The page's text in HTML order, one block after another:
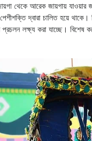
থেকে আরেক জায়গায়
দ্বারা চালিত হয়ে
প্রচলন লক্ষ্য করা যাচ্ছে। বিশেষ